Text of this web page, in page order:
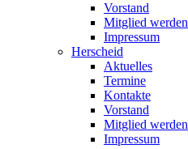
Vorstand
Mitglied werden
Impressum
Herscheid
Aktuelles
Termine
Kontakte
Vorstand
Mitglied werden
Impressum